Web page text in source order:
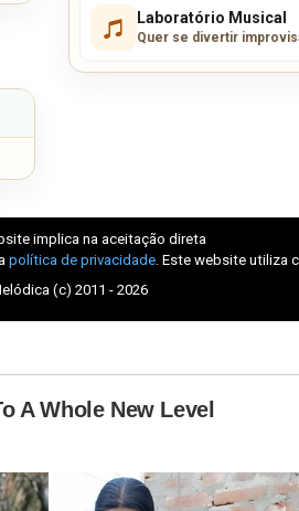
Laboratório Musical
Quer se divertir
implica na aceitação direta
política de privacidade . Este website utiliza
(c) 2011 - 2026